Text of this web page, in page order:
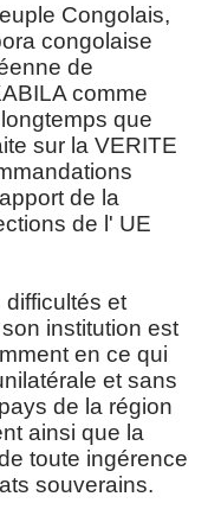
Congolais,
congolaise
de
comme
que
sur la VERITE
de la
de l' UE
difficultés et
institution est
en ce qui
et sans
de la région
ainsi que la
toute ingérence
souverains.